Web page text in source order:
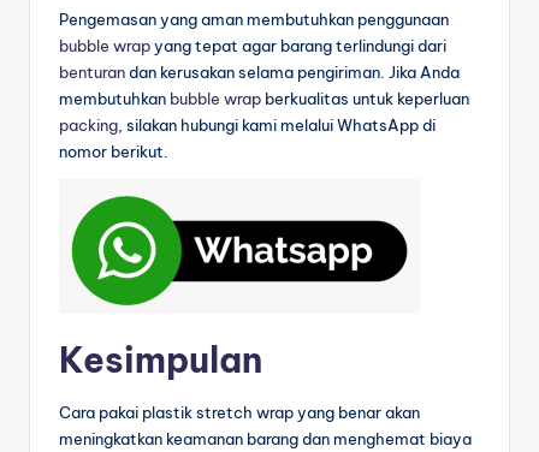
Pengemasan yang aman membutuhkan penggunaan
bubble wrapyang tepat agar barang terlindungi dari
benturandan kerusakan selama pengiriman. Jika Anda
membutuhkan bubble wrap berkualitas untuk keperluan
packing , silakan hubungi kami melalui WhatsApp di
nomor berikut.
Kesimpulan
Cara pakai plastik stretch wrap yang benar akan
meningkatkan keamanan barang dan menghemat biaya